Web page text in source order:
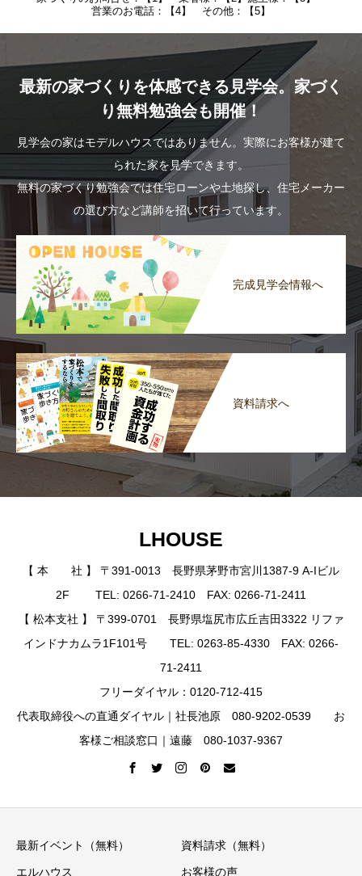
営業のお電話：【4】 その他：【5】
最新の家づくりを体感できる見学会。家づく
り無料勉強会も開催！
見学会の家はモデルハウスではありません。実際にお客様が建て
られた家を見学できます。
無料の家づくり勉強会では住宅ローンや土地探し、住宅メーカー
の選び方など講師を招いて行っています。
完成見学会情報へ
資料請求へ
LHOUSE
【 本 社 】 〒391-0013 長野県茅野市宮川1387-9 A-Iビル
2F TEL: 0266-71-2410 FAX: 0266-71-2411
【 松本支社 】 〒399-0701 長野県塩尻市広丘吉田3322 リファ
インドナカムラ1F101号 TEL: 0263-85-4330 FAX: 0266-
71-2411
フリーダイヤル：0120-712-415
代表取締役への直通ダイヤル｜社長池原 080-9202-0539 お
客様ご相談窓口｜遠藤 080-1037-9367
最新イベント（無料） 資料請求（無料）
エルハウス お客様の声